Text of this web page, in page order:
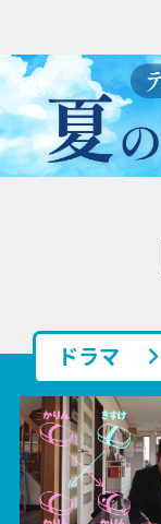
ドラマ